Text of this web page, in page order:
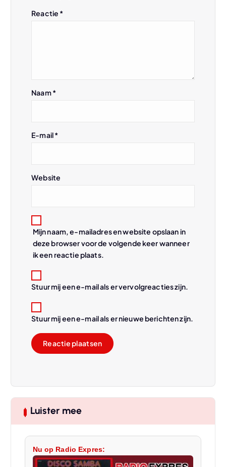
Reactie *
Naam*
E-mail*
Website
Mijn naam, e-mailadres en website opslaan in
deze browser voor de volgende keer wanneer
ik een reactie plaats.
Stuur mij een e-mail als er vervolgreacties zijn.
Stuur mij een e-mail als er nieuwe berichten zijn.
Luister mee
Nu op Radio Expres: